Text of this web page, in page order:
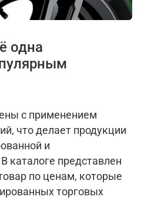
одна
с применением
что делает продукции
и
каталоге представлен
по ценам, которые
торговых